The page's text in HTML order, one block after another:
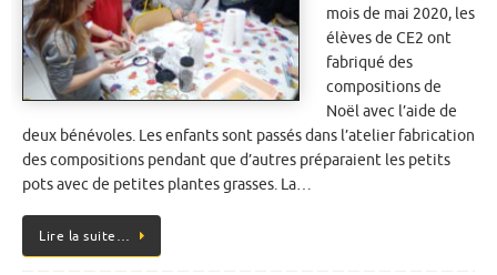
mois de mai 2020, les
élèves de CE2 ont
fabriqué des
compositions de
Noël avec l’aide de
deux bénévoles. Les enfants sont passés dans l’atelier fabrication
des compositions pendant que d’autres préparaient les petits
pots avec de petites plantes grasses. La…
Lire la suite…